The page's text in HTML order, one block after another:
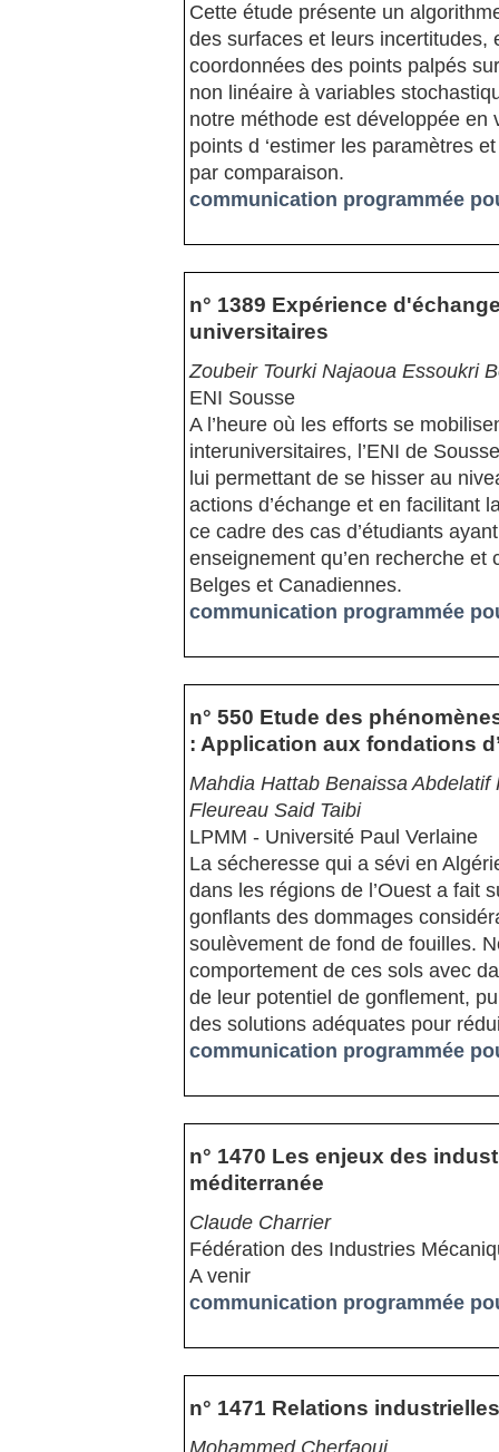
Cette étude présente un
des surfaces et leurs incertitudes,
coordonnées des points palpés
non linéaire à variables
notre méthode est développée en
points d ‘estimer les paramètres
par comparaison.
communication programmée
n° 1389 Expérience
universitaires
Zoubeir Tourki Najaoua Essoukri
ENI Sousse
A l’heure où les efforts se
interuniversitaires, l’ENI de
lui permettant de se hisser au
actions d’échange et en facilitant
ce cadre des cas d’étudiants
enseignement qu’en recherche
Belges et Canadiennes.
communication programmée
n° 550 Etude des
: Application aux fondations
Mahdia Hattab Benaissa
Fleureau Said Taibi
LPMM - Université Paul Verlaine
La sécheresse qui a sévi en
dans les régions de l’Ouest a fait
gonflants des dommages
soulèvement de fond de fouilles.
comportement de ces sols avec
de leur potentiel de gonflement,
des solutions adéquates pour
communication programmée
n° 1470 Les enjeux des
méditerranée
Claude Charrier
Fédération des Industries
A venir
communication programmée
n° 1471 Relations
Mohammed Cherfaoui